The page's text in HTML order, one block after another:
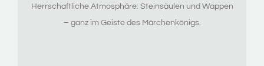
Herrschaftliche Atmosphäre: Steinsäulen und Wappen
– ganz im Geiste des Märchenkönigs.